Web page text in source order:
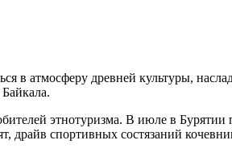
в атмосферу древней культуры,
этнотуризма. В июле в Бурятии
драйв спортивных состязаний